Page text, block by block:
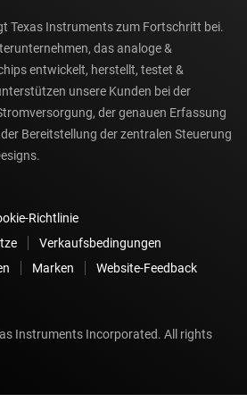
Texas Instruments zum Fortschritt bei.
das analoge &
entwickelt, herstellt, testet &
unsere Kunden bei der
der genauen Erfassung
Bereitstellung der zentralen Steuerung
Richtlinie
Verkaufsbedingungen
Marken
Website-Feedback
Instruments Incorporated. All rights